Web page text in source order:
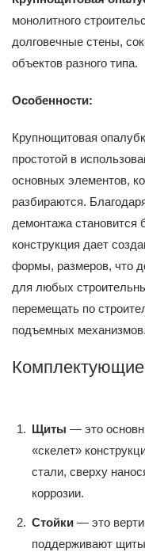
монолитного
долговечные стены,
объектов разного типа.
Особенности:
Крупнощитовая
простотой в
основных элементов,
разбираются.
демонтажа
конструкция дает
формы, размеров, что
для любых
перемещать по
подъемных механизмов.
Комплектующие
Щиты — это
«скелет»
стали, сверху
коррозии.
Стойки — это
поддерживают